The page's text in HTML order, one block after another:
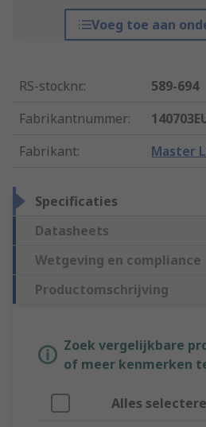
Voeg toe aan
RS-stocknr.:
589-694
Fabrikantnummer:
Fabrikant: Master
Specificaties
Datasheets
Wetgeving en compliance
Productomschrijving
Zoek vergelijkbare
of meer kenmerken
Alles